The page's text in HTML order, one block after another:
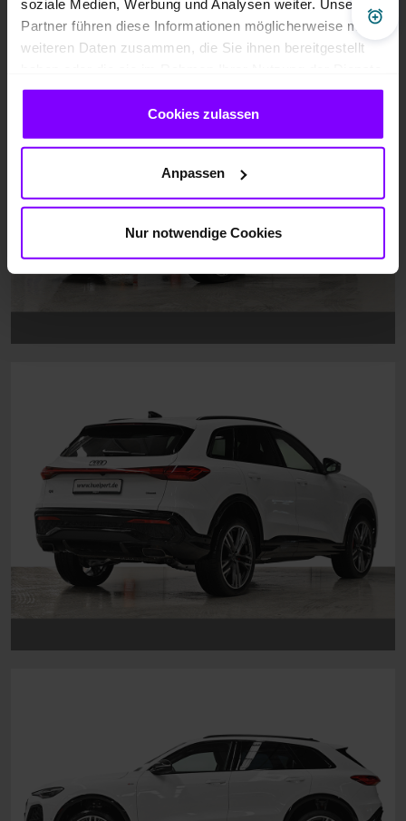
soziale Medien, Werbung und Analysen weiter. Unsere
Partner führen diese Informationen möglicherweise mit
weiteren Daten zusammen, die Sie ihnen bereitgestellt
gesammelt haben.
Cookies zulassen
Anpassen
Nur notwendige Cookies
Fahrzeugbilder